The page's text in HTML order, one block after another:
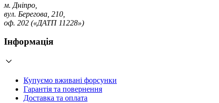
м. Дніпро,
вул. Берегова, 210,
оф. 202 («ДАТП 11228»)
Інформація
Купуємо вживані форсунки
Гарантія та повернення
Доставка та оплата